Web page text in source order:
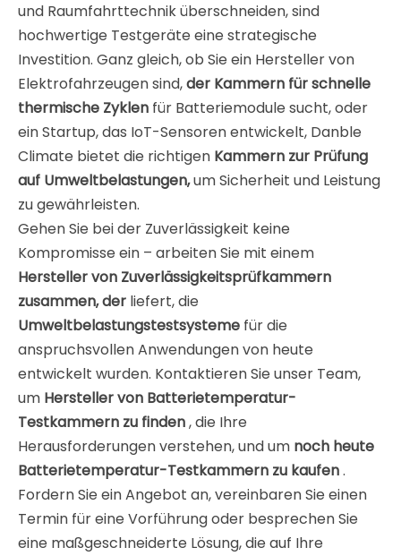
und Raumfahrttechnik überschneiden, sind
hochwertige Testgeräte eine strategische
Investition. Ganz gleich, ob Sie ein Hersteller von
Elektrofahrzeugen sind,der Kammern für schnelle
thermische Zyklen für Batteriemodule sucht, oder
ein Startup, das IoT-Sensoren entwickelt, Danble
Climate bietet die richtigen Kammern zur Prüfung
auf Umweltbelastungen,um Sicherheit und Leistung
zu gewährleisten.
Gehen Sie bei der Zuverlässigkeit keine
Kompromisse ein – arbeiten Sie mit einem
Hersteller von Zuverlässigkeitsprüfkammern
zusammen, der liefert, die
Umweltbelastungstestsysteme für die
anspruchsvollen Anwendungen von heute
entwickelt wurden. Kontaktieren Sie unser Team,
um Hersteller von Batterietemperatur-
Testkammern zu finden, die Ihre
Herausforderungen verstehen, und um noch heute
Batterietemperatur-Testkammern zu kaufen.
Fordern Sie ein Angebot an, vereinbaren Sie einen
Termin für eine Vorführung oder besprechen Sie
eine maßgeschneiderte Lösung, die auf Ihre